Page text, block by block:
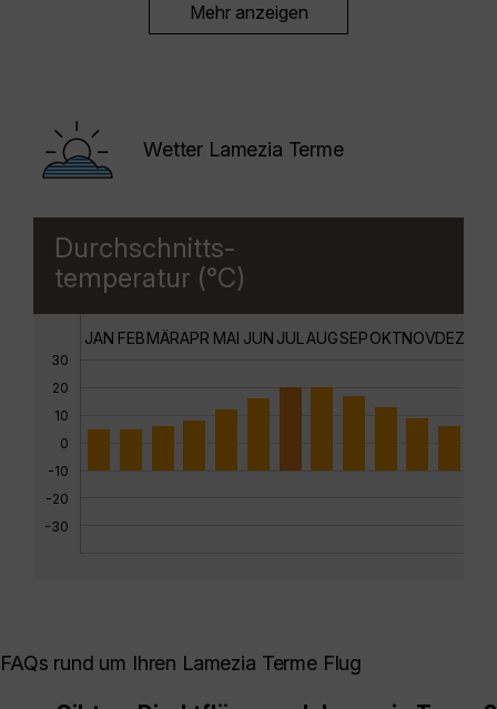
Mehr anzeigen
Wetter Lamezia Terme
Durchschnitts-
temperatur (°C)
30
20
10
0
-10
-20
-30
JAN FEBMÄRAPR MAI JUN JUL AUGSEPOKTNOVDEZ
FAQs rund um Ihren Lamezia Terme Flug